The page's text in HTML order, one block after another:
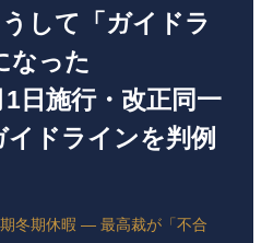
して「ガイドラ
なった
日施行・改正同一
イドラインを判例
冬期休暇 ― 最高裁が「不合